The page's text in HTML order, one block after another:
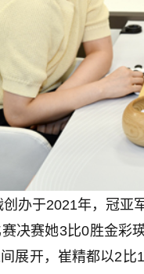
办于2021年，冠亚
决赛她3比0胜金彩
展开，崔精都以2